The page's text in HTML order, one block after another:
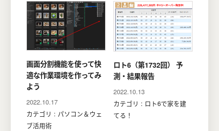
画面分割機能を使って快
適な作業環境を作ってみ
よう
2022.10.17
カテゴリ : パソコン＆ウェ
ブ活用術
ロト6（第1732回） 予
測・結果報告
2022.10.13
カテゴリ : ロト6で家を建
てる！